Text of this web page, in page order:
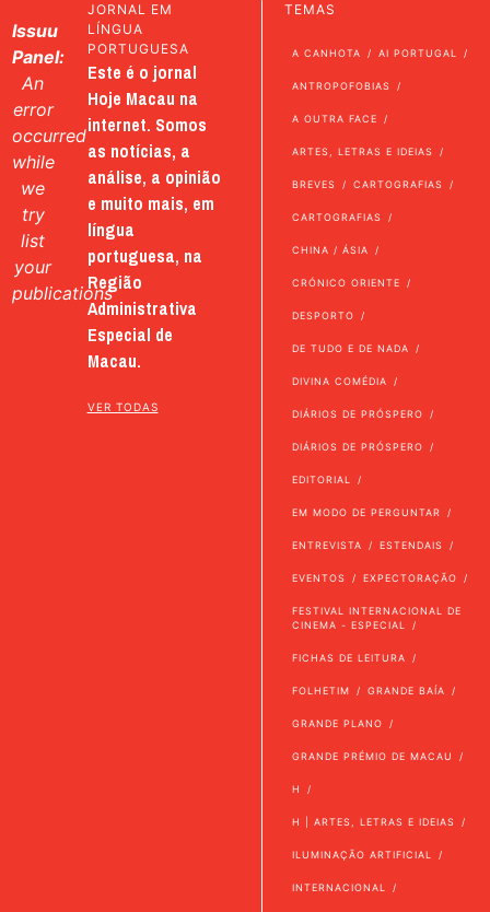
Issuu
Panel:
An
error
occurred
while
we
try
list
your
publications
JORNAL EM
LÍNGUA
PORTUGUESA
Este é o jornal
Hoje Macau na
internet. Somos
as notícias, a
análise, a opinião
e muito mais, em
língua
portuguesa, na
Região
Administrativa
Especial de
Macau.
VER TODAS
TEMAS
A CANHOTA AI PORTUGAL
ANTROPOFOBIAS
A OUTRA FACE
ARTES, LETRAS E IDEIAS
BREVES CARTOGRAFIAS
CARTOGRAFIAS
CHINA / ÁSIA
CRÓNICO ORIENTE
DESPORTO
DE TUDO E DE NADA
DIVINA COMÉDIA
DIÁRIOS DE PRÓSPERO
DIÁRIOS DE PRÓSPERO
EDITORIAL
EM MODO DE PERGUNTAR
ENTREVISTA ESTENDAIS
EVENTOS EXPECTORAÇÃO
FESTIVAL INTERNACIONAL DE
CINEMA - ESPECIAL
FICHAS DE LEITURA
FOLHETIM GRANDE BAÍA
GRANDE PLANO
GRANDE PRÉMIO DE MACAU
H
H | ARTES, LETRAS E IDEIAS
ILUMINAÇÃO ARTIFICIAL
INTERNACIONAL